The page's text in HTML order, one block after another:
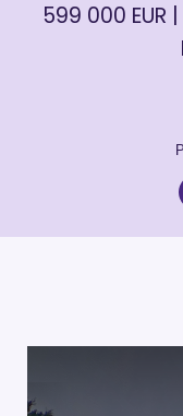
599 000 EUR